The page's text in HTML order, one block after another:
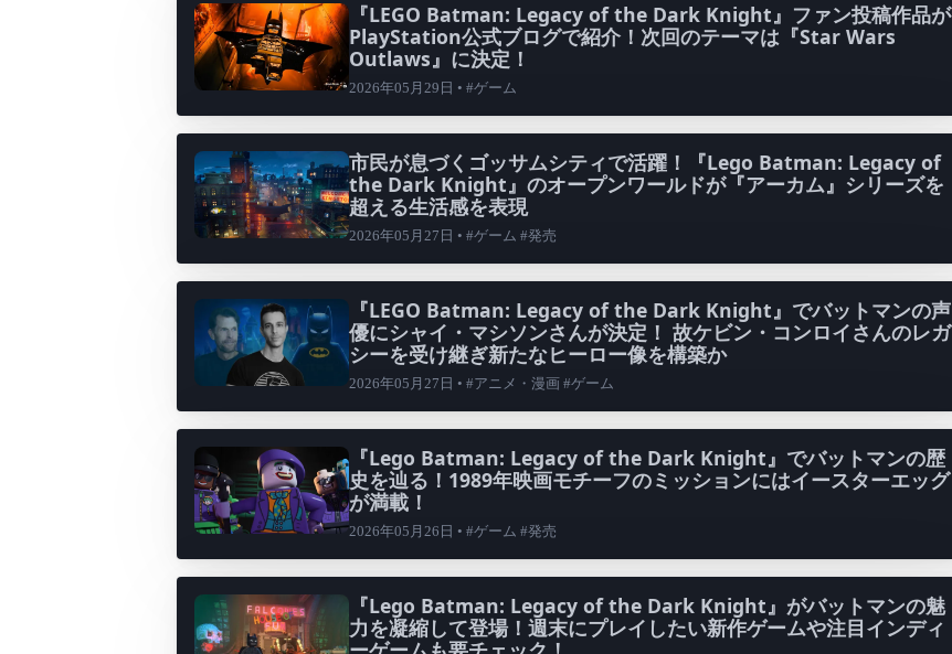
『LEGO Batman: Legacy of the Dark Knight』ファン投稿作品が
PlayStation公式ブログで紹介！次回のテーマは『Star Wars
Outlaws』に決定！
2026年05月29日 • #ゲーム
市民が息づくゴッサムシティで活躍！『Lego Batman: Legacy of
the Dark Knight』のオープンワールドが『アーカム』シリーズを
超える生活感を表現
2026年05月27日 • #ゲーム #発売
『LEGO Batman: Legacy of the Dark Knight』でバットマンの声
優にシャイ・マシソンさんが決定！ 故ケビン・コンロイさんのレガ
シーを受け継ぎ新たなヒーロー像を構築か
2026年05月27日 • #アニメ・漫画 #ゲーム
『Lego Batman: Legacy of the Dark Knight』でバットマンの歴
史を辿る！1989年映画モチーフのミッションにはイースターエッグ
が満載！
2026年05月26日 • #ゲーム #発売
『Lego Batman: Legacy of the Dark Knight』がバットマンの魅
力を凝縮して登場！週末にプレイしたい新作ゲームや注目インディ